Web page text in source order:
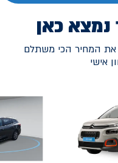
כאן
את המחיר הכי משתלם
אישי